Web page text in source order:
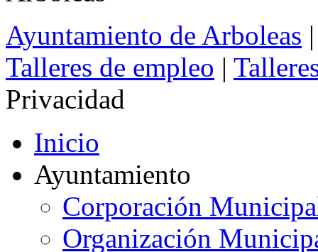
Ayuntamiento de Arboleas
Talleres de empleo |
Privacidad
Inicio
Ayuntamiento
Corporación
Organización